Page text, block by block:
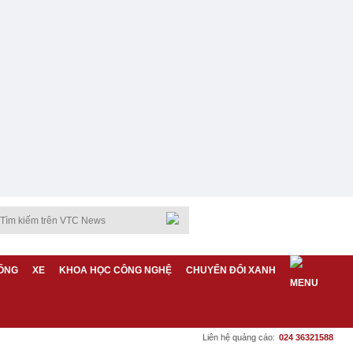
XE KHOA HỌC CÔNG NGHỆ CHUYỂN ĐỔI XANH
Liên hệ quảng cáo: 024 36321588